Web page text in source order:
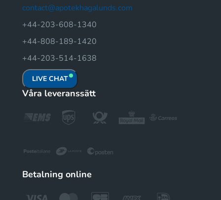
contact@apotekhagalunds.com
+44-203-608-1340
+44-808-189-1420
+44-203-514-1638
LIVE CHAT
Våra leveranssätt
Betalning online